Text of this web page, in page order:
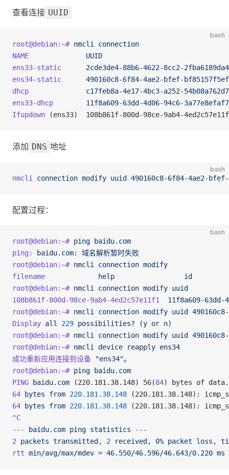
查看连接 UUID
bash
root@debian:~# nmcli
connection
NAME
              UUID
ens33-static
2cde3de4-88b6-4622-8cc2-
ens34-static
490160c8-6f84-4ae2-bfef-
dhcp
c17feb8a-4e17-4bc3-a252-
ens33-dhcp
11f8a609-63dd-4d06-94c6-
Ifupdown (ens33)  108b861f-800d-98ce-9ab4-
添加 DNS 地址
bash
nmcli connection modify uuid 490160c8-6f84-4ae2-
配置过程：
bash
root@debian:~# ping baidu.com
ping:
baidu.com:
域名解析暂时失败
root@debian:~# nmcli connection modify
filename
             help
                 id
root@debian:~# nmcli connection modify uuid
108b861f-800d-98ce-9ab4-4ed2c57e11f1
11f8a609-63dd-
root@debian:~# nmcli connection modify uuid
Display all 229 possibilities? (y or n)
root@debian:~# nmcli connection modify uuid
root@debian:~# nmcli device reapply ens34
成功重新应用连接到设备 "ens34"。
root@debian:~# ping baidu.com
PING baidu.com (220.181.38.148) 56(84) bytes of data.
64 bytes from 220.181.38.148 (220.181.38.148):
64 bytes from 220.181.38.148 (220.181.38.148):
^C
---
baidu.com ping statistics ---
2 packets transmitted, 2 received, 0% packet loss,
rtt min/avg/max/mdev = 46.550/46.596/46.643/0.220 ms